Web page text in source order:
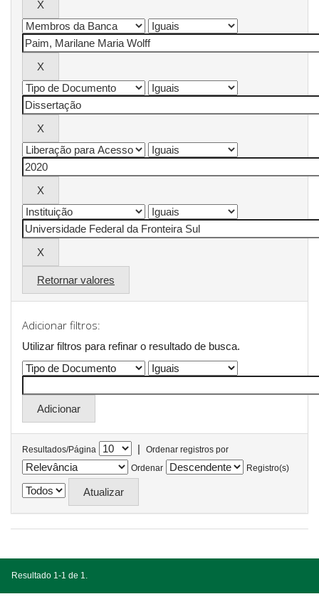
Retornar valores
Adicionar filtros:
Utilizar filtros para refinar o resultado de busca.
Resultados/Página |
Ordenar registros por
Ordenar
Registro(s)
Resultado 1-1 de 1.